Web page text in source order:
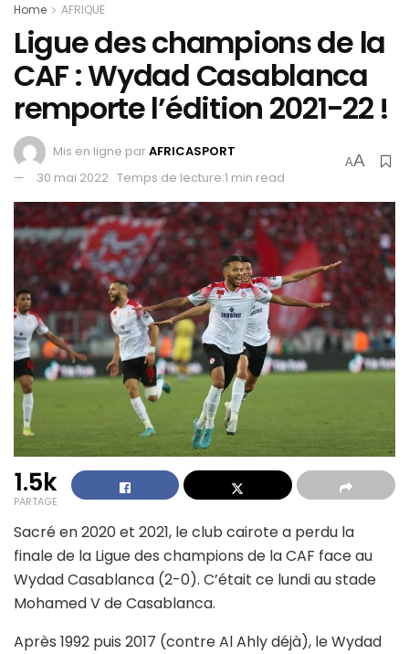
Home AFRIQUE
Ligue des champions de la
CAF : Wydad Casablanca
remporte l’édition 2021-22 !
Mis en ligne parAFRICASPORT
30 mai 2022 Temps de lecture:1 min read
AA
1.5k
PARTAGE
Sacré en 2020 et 2021, le club cairote a perdu la
finale de la Ligue des champions de la CAF face au
Wydad Casablanca (2-0). C’était ce lundi au stade
Mohamed V de Casablanca.
Après 1992 puis 2017 (contre Al Ahly déjà), le Wydad